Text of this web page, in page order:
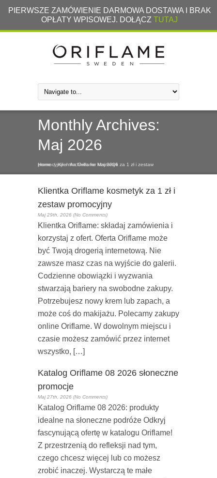
PIERWSZE ZAMÓWIENIE DARMOWA DOSTAWA I BRAK
OPŁATY WPISOWEJ. DOŁĄCZ TUTAJ
Monthly Archives:
Maj 2026
Home /
Klientka Oriflame kosmetyk za 1 zł i zestaw promocyjny /Archives for Maj 2026
Klientka Oriflame kosmetyk za 1 zł i
zestaw promocyjny
Maj 29th, 2026 (No Comments)
Klientka Oriflame: składaj zamówienia i
korzystaj z ofert. Oferta Oriflame może
być Twoją drogerią internetową. Nie
zawsze masz czas na wyjście do galerii.
Codzienne obowiązki i wyzwania
stwarzają bariery na swobodne zakupy.
Potrzebujesz nowy krem lub zapach, a
może coś do makijażu. Polecamy zakupy
online Oriflame. W dowolnym miejscu i
czasie możesz zamówić przez internet
wszystko, […]
Katalog Oriflame 08 2026 słoneczne
promocje
Maj 27th, 2026 (No Comments)
Katalog Oriflame 08 2026: produkty
idealne na słoneczne podróże Odkryj
fascynującą ofertę w katalogu Oriflame!
Z przestrzenią do refleksji nad tym,
czego chcesz więcej lub co możesz
zrobić inaczej. Wystarczą te małe